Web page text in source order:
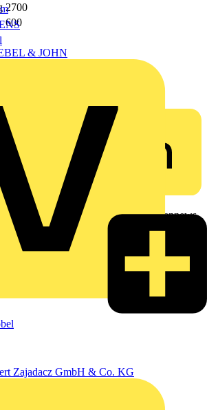
& JOHN
Zajadacz GmbH & Co. KG
2700
600
Zugang zu Branchennews,
und Tools – alles auf einer